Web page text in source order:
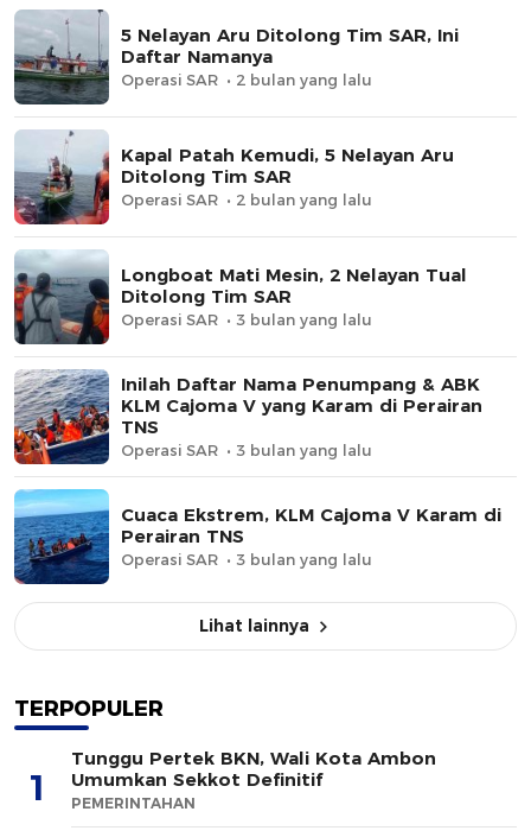
5 Nelayan Aru Ditolong Tim SAR, Ini
Daftar Namanya
Operasi SAR 2 bulan yang lalu
Kapal Patah Kemudi, 5 Nelayan Aru
Ditolong Tim SAR
Operasi SAR 2 bulan yang lalu
Longboat Mati Mesin, 2 Nelayan Tual
Ditolong Tim SAR
Operasi SAR 3 bulan yang lalu
Inilah Daftar Nama Penumpang & ABK
KLM Cajoma V yang Karam di Perairan
TNS
Operasi SAR 3 bulan yang lalu
Cuaca Ekstrem, KLM Cajoma V Karam di
Perairan TNS
Operasi SAR 3 bulan yang lalu
Lihat lainnya
TERPOPULER
1
Tunggu Pertek BKN, Wali Kota Ambon
Umumkan Sekkot Definitif
PEMERINTAHAN